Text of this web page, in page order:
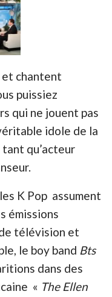
et chantent
puissiez
qui ne jouent pas
idole de la
qu’acteur
K Pop assument
émissions
télévision et
le boy band Bts
dans des
« The Ellen